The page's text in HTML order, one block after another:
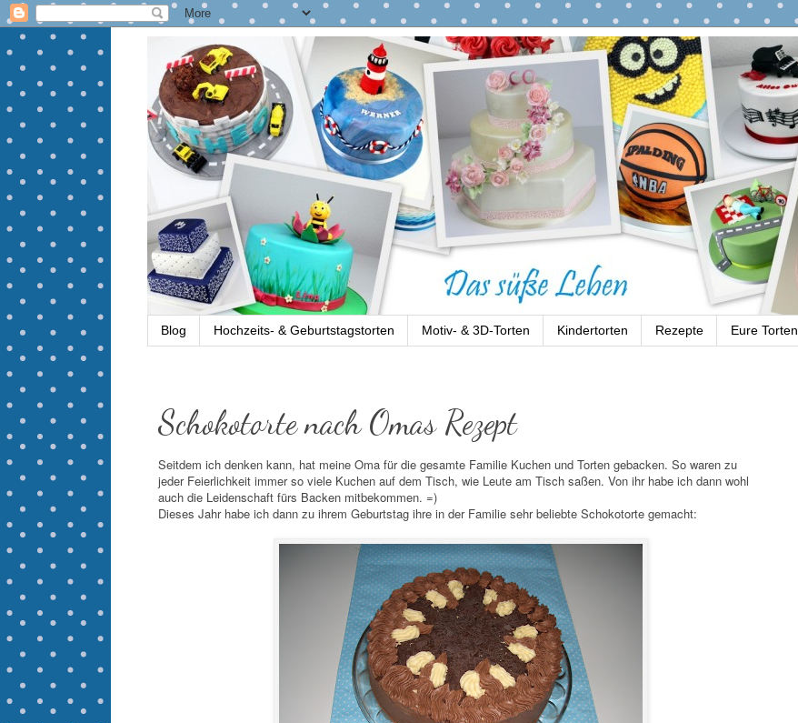
Blog Hochzeits- & Geburtstagstorten Motiv- & 3D-Torten Kindertorten Rezepte Eure Torten
Schokotorte nach Omas Rezept
Seitdem ich denken kann, hat meine Oma für die gesamte Familie Kuchen und Torten gebacken. So waren zu
jeder Feierlichkeit immer so viele Kuchen auf dem Tisch, wie Leute am Tisch saßen. Von ihr habe ich dann wohl
auch die Leidenschaft fürs Backen mitbekommen. =)
Dieses Jahr habe ich dann zu ihrem Geburtstag ihre in der Familie sehr beliebte Schokotorte gemacht: